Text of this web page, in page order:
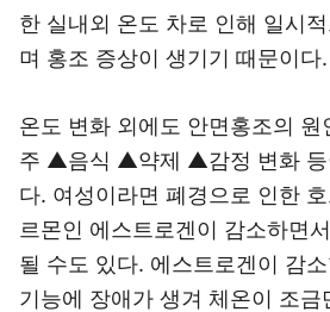
한 실내외 온도 차로 인해 일시
며 홍조 증상이 생기기 때문이다.
온도 변화 외에도 안면홍조의
주 ▲음식 ▲약제 ▲감정 변화 등
다. 여성이라면 폐경으로 인한
르몬인 에스트로겐이 감소하면
될 수도 있다. 에스트로겐이 감
기능에 장애가 생겨 체온이 조